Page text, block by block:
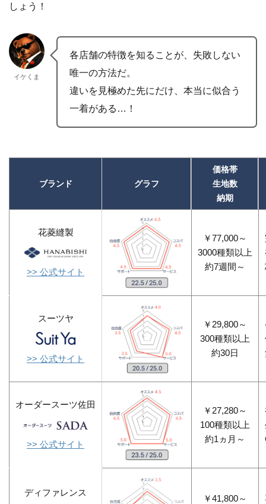
しょう！
イケくま
各店舗の特徴を知ることが、失敗しない
唯一の方法だ。
違いを見極めた先にだけ、本当に似合う
一着がある…！
ブランド グラフ
価格帯
生地数
納期
花菱縫製
>> 公式サイト
￥77,000～
3000種類以上
約7週間～
スーツヤ
>> 公式サイト
￥29,800～
300種類以上
約30日
オーダースーツ佐田
>> 公式サイト
￥27,280～
100種類以上
約1ヵ月～
ディファレンス
￥41,800～